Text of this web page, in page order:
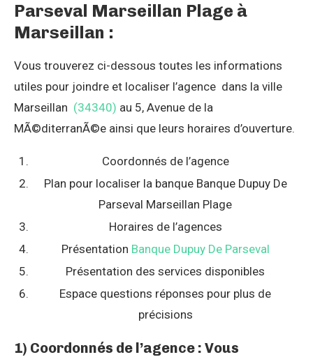
Parseval Marseillan Plage à
Marseillan :
Vous trouverez ci-dessous toutes les informations
utiles pour joindre et localiser l’agence dans la ville
Marseillan (34340) au 5, Avenue de la
MÃ©diterranÃ©e ainsi que leurs horaires d’ouverture.
Coordonnés de l’agence
Plan pour localiser la banque Banque Dupuy De
Parseval Marseillan Plage
Horaires de l’agences
Présentation Banque Dupuy De Parseval
Présentation des services disponibles
Espace questions réponses pour plus de
précisions
1) Coordonnés de l’agence : Vous